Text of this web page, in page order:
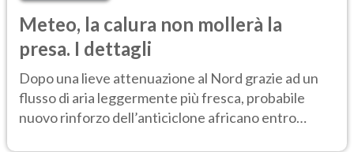
Meteo, la calura non mollerà la
presa. I dettagli
Dopo una lieve attenuazione al Nord grazie ad un
flusso di aria leggermente più fresca, probabile
nuovo rinforzo dell’anticiclone africano entro